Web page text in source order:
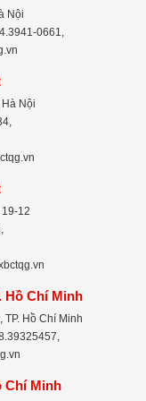
Nội
0661,
Nội
12
Hồ Chí Minh
Hồ Chí Minh
Chí Minh